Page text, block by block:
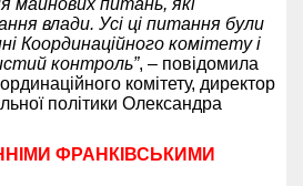
майнових питань, які
влади. Усі ці питання були
Координаційного комітету і
контроль”, – повідомила
комітету, директор
політики Олександра
ФРАНКІВСЬКИМИ